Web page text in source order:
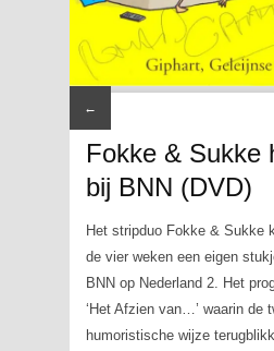
←
Fokke & Sukke
bij BNN (DVD)
Het stripduo Fokke & Sukke
de vier weken een eigen
BNN op Nederland 2. Het
‘Het Afzien van…’ waarin de
humoristische wijze